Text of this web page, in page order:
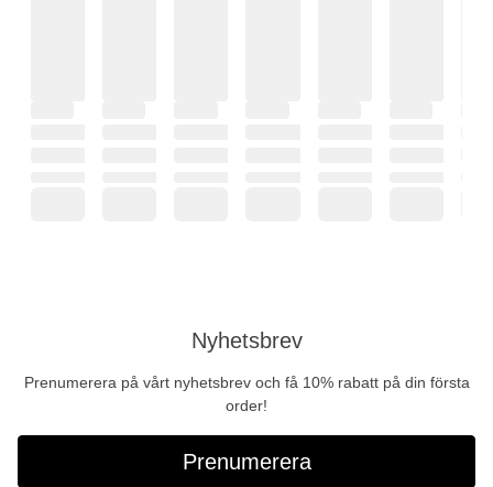
Nyhetsbrev
Prenumerera på vårt nyhetsbrev och få 10% rabatt på din första
order!
Prenumerera